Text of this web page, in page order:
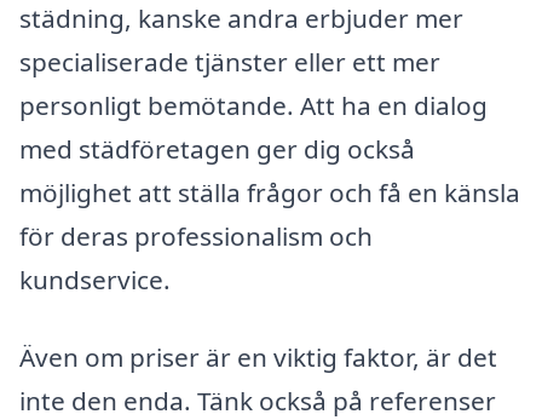
städning, kanske andra erbjuder mer
specialiserade tjänster eller ett mer
personligt bemötande. Att ha en dialog
med städföretagen ger dig också
möjlighet att ställa frågor och få en känsla
för deras professionalism och
kundservice.
Även om priser är en viktig faktor, är det
inte den enda. Tänk också på referenser